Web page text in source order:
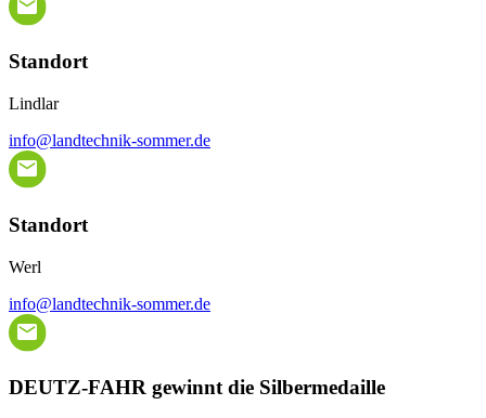
Standort
Lindlar
info@landtechnik-sommer.de
Standort
Werl
info@landtechnik-sommer.de
DEUTZ-FAHR gewinnt die Silbermedaille